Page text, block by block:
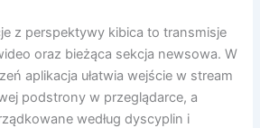
z perspektywy kibica to transmisje
oraz bieżąca sekcja newsowa. W
aplikacja ułatwia wejście w stream
podstrony w przeglądarce, a
według dyscyplin i